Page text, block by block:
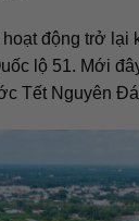
động trở lại
lộ 51. Mới
Tết Nguyên